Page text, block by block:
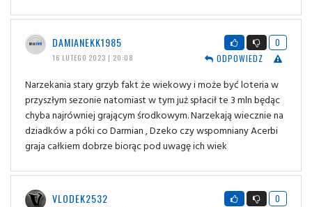
DAMIANEKK1985
16 LUTEGO 2023 | 20:08
0
ODPOWIEDZ
Narzekania stary grzyb fakt że wiekowy i może być loteria w
przyszłym sezonie natomiast w tym już spłacił te 3 mln będąc
chyba najrówniej grającym środkowym. Narzekają wiecznie na
dziadków a póki co Darmian , Dzeko czy wspomniany Acerbi
graja całkiem dobrze biorąc pod uwagę ich wiek
VLODEK2532
0